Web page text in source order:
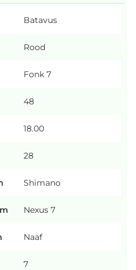
Batavus
Rood
Fonk 7
48
18.00
28
Shimano
Nexus 7
Naaf
7